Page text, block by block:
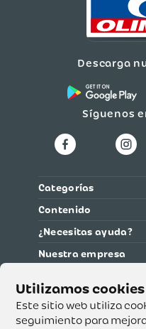
Este sitio web utiliza
seguimiento para
Descarga
Síguenos
Categorías
Contenido
¿Necesitas ayuda?
Nuestra empresa